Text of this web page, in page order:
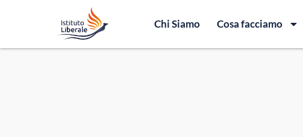
Chi Siamo Cosa facciamo